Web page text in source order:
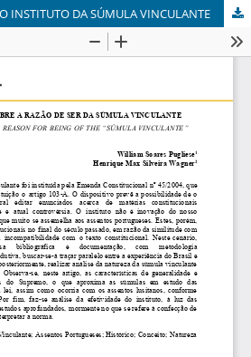
INSTITUTO DA SÚMULA VINCULANTE